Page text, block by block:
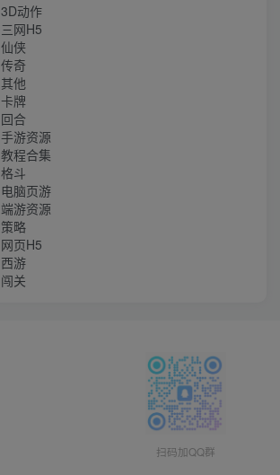
3D动作
三网H5
仙侠
传奇
其他
卡牌
回合
手游资源
教程合集
格斗
电脑页游
端游资源
策略
网页H5
西游
闯关
扫码加QQ群